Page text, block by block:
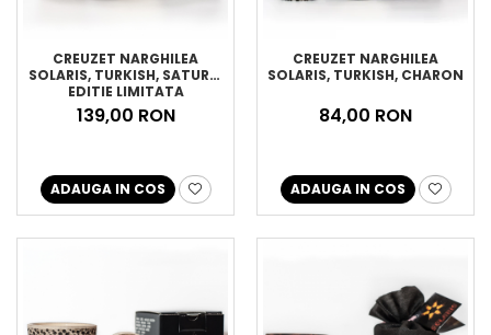
CREUZET NARGHILEA
SOLARIS, TURKISH, SATURN,
EDITIE LIMITATA
139,00 RON
ADAUGA IN COS
CREUZET NARGHILEA
SOLARIS, TURKISH, CHARON
84,00 RON
ADAUGA IN COS